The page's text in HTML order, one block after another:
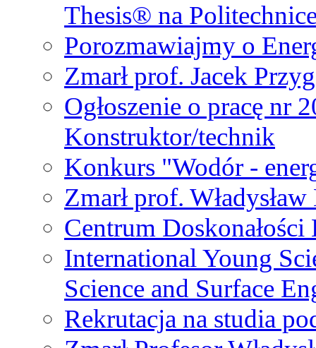
Thesis® na
Porozmawiajmy o
Zmarł prof. Jacek
Ogłoszenie o pracę nr
Konstruktor/technik
Konkurs "Wodór -
Zmarł prof.
Centrum
International Young
Science and Surface
Rekrutacja na studia